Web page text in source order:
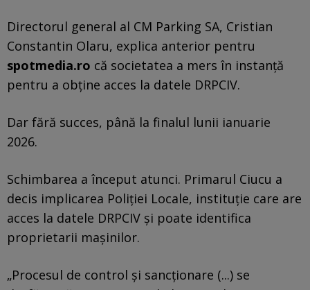
Directorul general al CM Parking SA, Cristian
Constantin Olaru, explica anterior pentru
spotmedia.ro că societatea a mers în instanță
pentru a obține acces la datele DRPCIV.
Dar fără succes, până la finalul lunii ianuarie
2026.
Schimbarea a început atunci. Primarul Ciucu a
decis implicarea Poliției Locale, instituție care are
acces la datele DRPCIV și poate identifica
proprietarii mașinilor.
„Procesul de control și sancționare (...) se